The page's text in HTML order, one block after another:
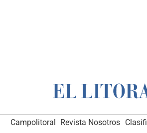
Campolitoral Revista Nosotros